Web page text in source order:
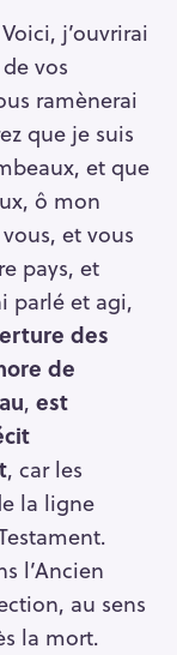
j’ouvrirai
vos
ramènerai
que je suis
et que
ô mon
et vous
pays, et
parlé et agi,
des
de
, est
, car les
la ligne
l’Ancien
au sens
la mort.